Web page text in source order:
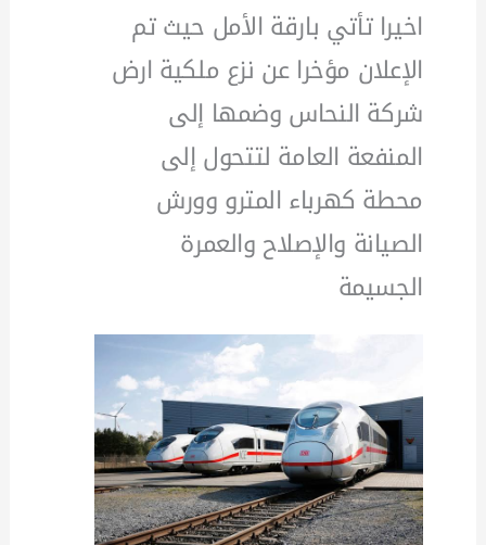
اخيرا تأتي بارقة الأمل حيث تم
الإعلان مؤخرا عن نزع ملكية ارض
شركة النحاس وضمها إلى
المنفعة العامة لتتحول إلى
محطة كهرباء المترو وورش
الصيانة والإصلاح والعمرة
الجسيمة